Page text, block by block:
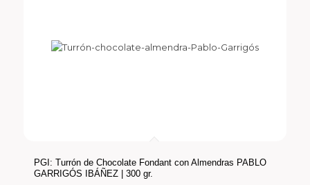
PGI: Turrón de Chocolate Fondant con Almendras PABLO
GARRIGÓS IBÁÑEZ | 300 gr.